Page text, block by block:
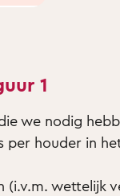
1
we nodig
houder in
(i.v.m. wettelijk